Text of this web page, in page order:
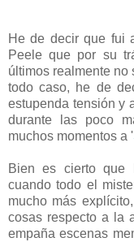
He de decir que fui
Peele que por su
últimos realmente
todo caso, he de
estupenda tensión y
durante las poco
muchos momentos a '
Bien es cierto que
cuando todo el
mucho más
cosas respecto a la
empaña escenas